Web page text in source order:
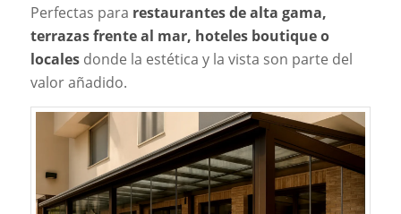
Perfectas para restaurantes de alta gama,
terrazas frente al mar, hoteles boutique o
localesdonde la estética y la vista son parte del
valor añadido.